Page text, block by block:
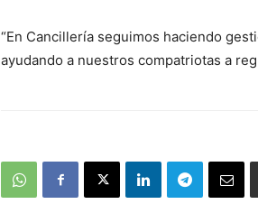
“En Cancillería seguimos haciendo
ayudando a nuestros compatriotas a